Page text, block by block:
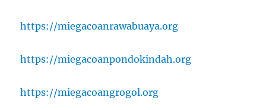
https://miegacoanrawabuaya.org
https://miegacoanpondokindah.org
https://miegacoangrogol.org